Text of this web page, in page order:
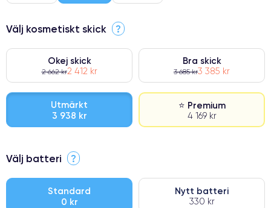
Välj kosmetiskt skick ?
Okej skick
2 662 kr2 412 kr
Bra skick
3 685 kr3 385 kr
Utmärkt
3 938 kr
⭐ Premium
4 169 kr
⭐ Premium
● Oklanderlig kvalitetsskärm
● Endast 5% av våra telefoner har premiumklassning
Välj batteri ?
Standard
0 kr
Nytt batteri
330 kr